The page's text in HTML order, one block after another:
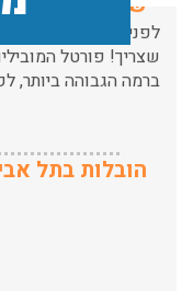
ברמה הגבוהה ביותר,
הובלות בתל